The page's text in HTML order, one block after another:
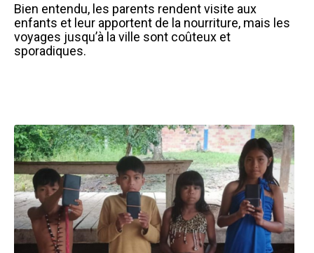
Bien entendu, les parents rendent visite aux
enfants et leur apportent de la nourriture, mais les
voyages jusqu’à la ville sont coûteux et
sporadiques.